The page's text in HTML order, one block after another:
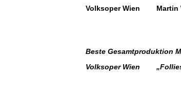
Volksoper Wien
Beste Gesamtproduktion
Volksoper Wien